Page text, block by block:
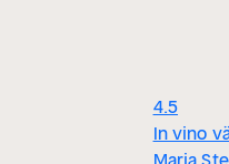
4.5
In vino